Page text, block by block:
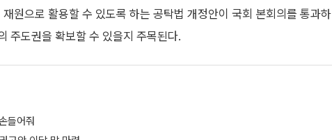
원으로 활용할 수 있도록 하는 공탁법 개정안이 국회 본회의를 통과하
주도권을 확보할 수 있을지 주목된다.
들어줘